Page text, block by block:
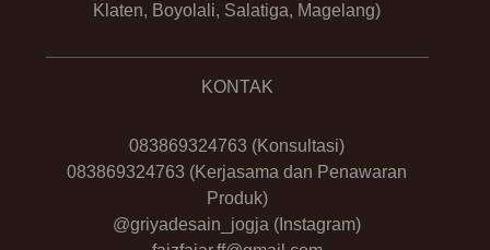
Klaten, Boyolali, Salatiga, Magelang)
KONTAK
083869324763 (Konsultasi)
083869324763 (Kerjasama dan Penawaran
Produk)
@griyadesain_jogja (Instagram)